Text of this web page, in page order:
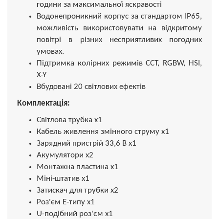
години за максимальної яскравості
Водонепроникний корпус за стандартом IP65,
можливість використовувати на відкритому
повітрі в різних несприятливих погодних
умовах.
Підтримка колірних режимів CCT, RGBW, HSI,
X-Y
Вбудовані 20 світлових ефектів
Комплектація:
Світлова трубка x1
Кабель живлення змінного струму x1
Зарядний пристрій 33,6 В x1
Акумулятори x2
Монтажна пластина x1
Міні-штатив x1
Затискач для трубки x2
Роз'єм E-типу x1
U-подібний роз'єм x1